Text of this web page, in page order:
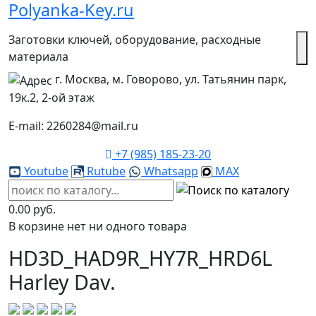
Polyanka-Key.ru
Заготовки ключей, оборудование, расходные
материала
г. Москва, м. Говорово, ул. Татьянин парк,
19к.2, 2-ой этаж
E-mail: 2260284@mail.ru
+7 (985) 185-23-20
Youtube
Rutube Whatsapp MAX
0.00 руб.
В корзине нет ни одного товара
HD3D_HAD9R_HY7R_HRD6L
Harley Dav.